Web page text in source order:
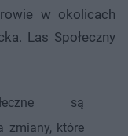
w okolicach
Las Społeczny
są
zmiany, które